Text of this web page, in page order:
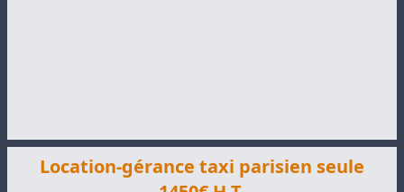
Location-gérance taxi parisien seule